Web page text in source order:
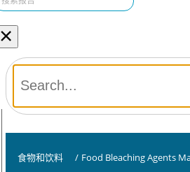
×
食物和饮料 / Food Bleaching Agents